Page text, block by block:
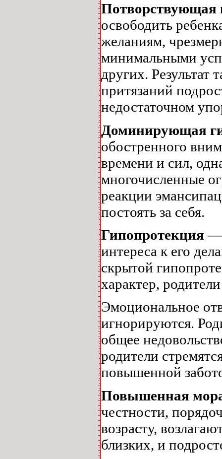
Потворствующая
освободить
желаниям,
минимальными
других. Результат
притязаний
недостаточном
Доминирующая
обостренного
времени и сил,
многочисленные
реакции
постоять за себя.
Гипопротекция —
интереса к его
скрытой
характер,
Эмоциональное
игнорируются.
общее
родители
повышенной
Повышенная
честности,
возрасту,
близких, и